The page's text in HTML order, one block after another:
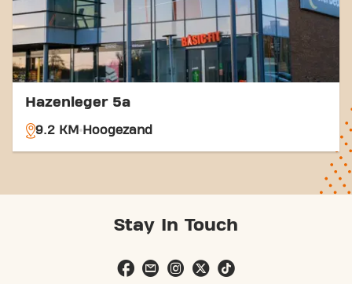
Hazenleger 5a
9.2 KM Hoogezand
Stay In Touch